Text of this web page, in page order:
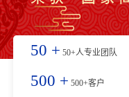
50 + 50+人专业团队
500 + 500+客户